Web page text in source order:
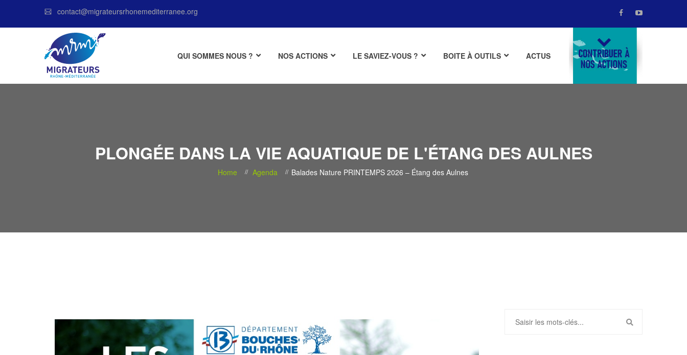
contact@migrateursrhonemediterranee.org
QUI SOMMES NOUS ? NOS ACTIONS LE SAVIEZ-VOUS ? BOITE À OUTILS ACTUS DONATE
PLONGÉE DANS LA VIE AQUATIQUE DE L'ÉTANG DES AULNES
Home Agenda Balades Nature PRINTEMPS 2026 – Étang des Aulnes